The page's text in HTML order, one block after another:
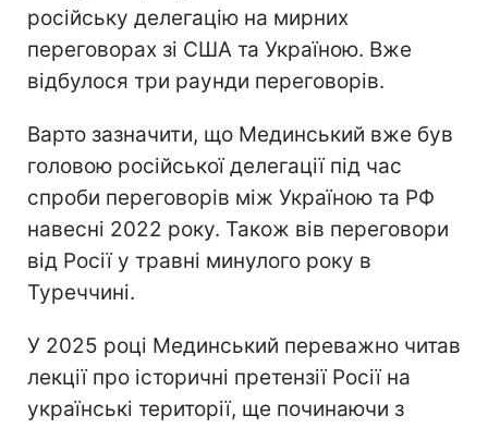
російську делегацію на мирних
переговорах зі США та Україною. Вже
відбулося три раунди переговорів.
Варто зазначити, що Мединський вже був
головою російської делегації під час
спроби переговорів між Україною та РФ
навесні 2022 року. Також вів переговори
від Росії у травні минулого року в
Туреччині.
У 2025 році Мединський переважно читав
лекції про історичні претензії Росії на
українські території, ще починаючи з